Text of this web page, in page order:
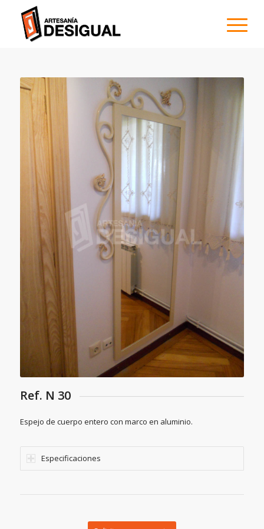
Ref. N 30
Espejo de cuerpo entero con marco en aluminio.
Especificaciones